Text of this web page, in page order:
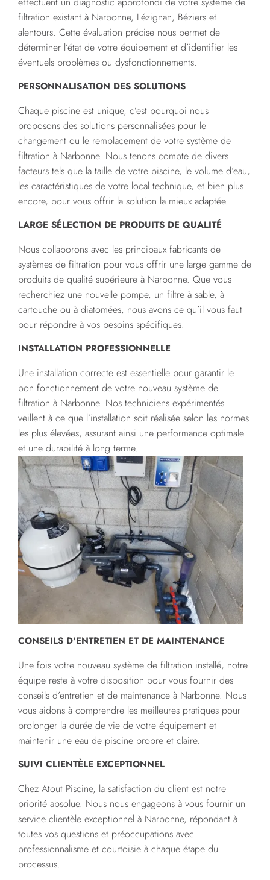
filtration existant à Narbonne, Lézignan, Béziers et
alentours. Cette évaluation précise nous permet de
déterminer l’état de votre équipement et d’identifier les
éventuels problèmes ou dysfonctionnements.
PERSONNALISATION DES SOLUTIONS
Chaque piscine est unique, c’est pourquoi nous
proposons des solutions personnalisées pour le
changement ou le remplacement de votre système de
filtration à Narbonne. Nous tenons compte de divers
facteurs tels que la taille de votre piscine, le volume d’eau,
les caractéristiques de votre local technique, et bien plus
encore, pour vous offrir la solution la mieux adaptée.
LARGE SÉLECTION DE PRODUITS DE QUALITÉ
Nous collaborons avec les principaux fabricants de
systèmes de filtration pour vous offrir une large gamme de
produits de qualité supérieure à Narbonne. Que vous
recherchiez une nouvelle pompe, un filtre à sable, à
cartouche ou à diatomées, nous avons ce qu’il vous faut
pour répondre à vos besoins spécifiques.
INSTALLATION PROFESSIONNELLE
Une installation correcte est essentielle pour garantir le
bon fonctionnement de votre nouveau système de
filtration à Narbonne. Nos techniciens expérimentés
veillent à ce que l’installation soit réalisée selon les normes
les plus élevées, assurant ainsi une performance optimale
et une durabilité à long terme.
CONSEILS D'ENTRETIEN ET DE MAINTENANCE
Une fois votre nouveau système de filtration installé, notre
équipe reste à votre disposition pour vous fournir des
conseils d’entretien et de maintenance à Narbonne. Nous
vous aidons à comprendre les meilleures pratiques pour
prolonger la durée de vie de votre équipement et
maintenir une eau de piscine propre et claire.
SUIVI CLIENTÈLE EXCEPTIONNEL
Chez Atout Piscine, la satisfaction du client est notre
priorité absolue. Nous nous engageons à vous fournir un
service clientèle exceptionnel à Narbonne, répondant à
toutes vos questions et préoccupations avec
professionnalisme et courtoisie à chaque étape du
processus.